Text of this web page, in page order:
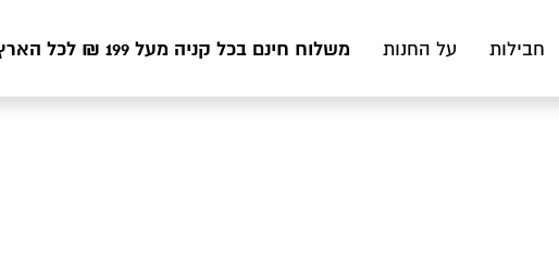
חבילות על החנות משלוח חינם בכל קניה מעל 199 ₪ לכל הארץ